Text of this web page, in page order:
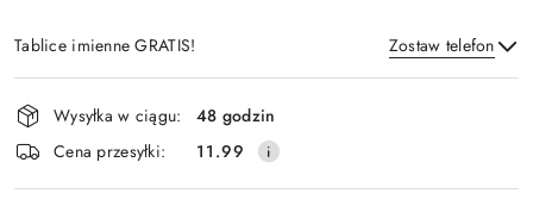
Tablice imienne GRATIS! Zostaw telefon
Wyślij
Dostępność
i
dostawa
Wysyłka w ciągu:
48 godzin
Cena przesyłki:
11.99